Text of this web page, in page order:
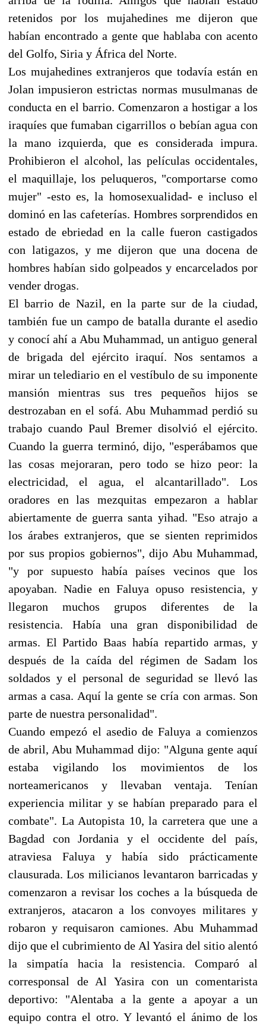
retenidos por los mujahedines me dijeron que
habían encontrado a gente que hablaba con acento
del Golfo, Siria y África del Norte.
Los mujahedines extranjeros que todavía están en
Jolan impusieron estrictas normas musulmanas de
conducta en el barrio. Comenzaron a hostigar a los
iraquíes que fumaban cigarrillos o bebían agua con
la mano izquierda, que es considerada impura.
Prohibieron el alcohol, las películas occidentales,
el maquillaje, los peluqueros, "comportarse como
mujer" -esto es, la homosexualidad- e incluso el
dominó en las cafeterías. Hombres sorprendidos en
estado de ebriedad en la calle fueron castigados
con latigazos, y me dijeron que una docena de
hombres habían sido golpeados y encarcelados por
vender drogas.
El barrio de Nazil, en la parte sur de la ciudad,
también fue un campo de batalla durante el asedio
y conocí ahí a Abu Muhammad, un antiguo general
de brigada del ejército iraquí. Nos sentamos a
mirar un telediario en el vestíbulo de su imponente
mansión mientras sus tres pequeños hijos se
destrozaban en el sofá. Abu Muhammad perdió su
trabajo cuando Paul Bremer disolvió el ejército.
Cuando la guerra terminó, dijo, "esperábamos que
las cosas mejoraran, pero todo se hizo peor: la
electricidad, el agua, el alcantarillado". Los
oradores en las mezquitas empezaron a hablar
abiertamente de guerra santa yihad. "Eso atrajo a
los árabes extranjeros, que se sienten reprimidos
por sus propios gobiernos", dijo Abu Muhammad,
"y por supuesto había países vecinos que los
apoyaban. Nadie en Faluya opuso resistencia, y
llegaron muchos grupos diferentes de la
resistencia. Había una gran disponibilidad de
armas. El Partido Baas había repartido armas, y
después de la caída del régimen de Sadam los
soldados y el personal de seguridad se llevó las
armas a casa. Aquí la gente se cría con armas. Son
parte de nuestra personalidad".
Cuando empezó el asedio de Faluya a comienzos
de abril, Abu Muhammad dijo: "Alguna gente aquí
estaba vigilando los movimientos de los
norteamericanos y llevaban ventaja. Tenían
experiencia militar y se habían preparado para el
combate". La Autopista 10, la carretera que une a
Bagdad con Jordania y el occidente del país,
atraviesa Faluya y había sido prácticamente
clausurada. Los milicianos levantaron barricadas y
comenzaron a revisar los coches a la búsqueda de
extranjeros, atacaron a los convoyes militares y
robaron y requisaron camiones. Abu Muhammad
dijo que el cubrimiento de Al Yasira del sitio alentó
la simpatía hacia la resistencia. Comparó al
corresponsal de Al Yasira con un comentarista
deportivo: "Alentaba a la gente a apoyar a un
equipo contra el otro. Y levantó el ánimo de los